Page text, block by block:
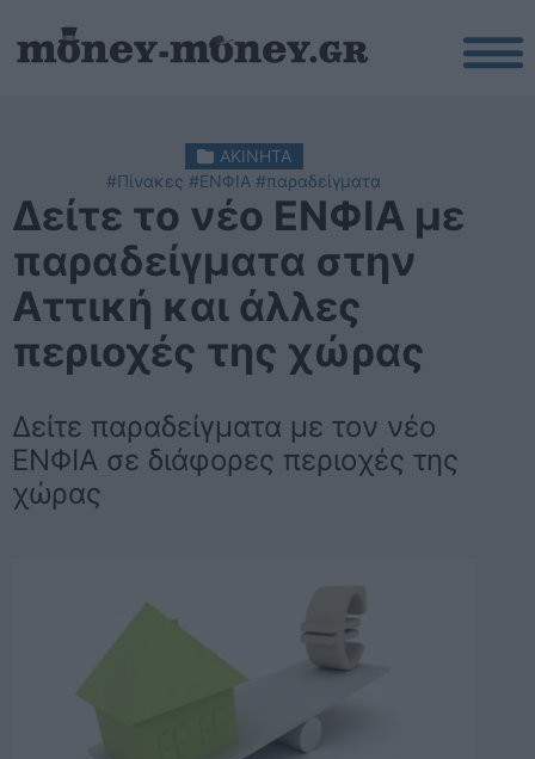
ΑΚΙΝΗΤΑ
#Πίνακες #ΕΝΦΙΑ #παραδείγματα
Δείτε το νέο ΕΝΦΙΑ με
παραδείγματα στην
Αττική και άλλες
περιοχές της χώρας
Δείτε παραδείγματα με τον νέο
ΕΝΦΙΑ σε διάφορες περιοχές της
χώρας